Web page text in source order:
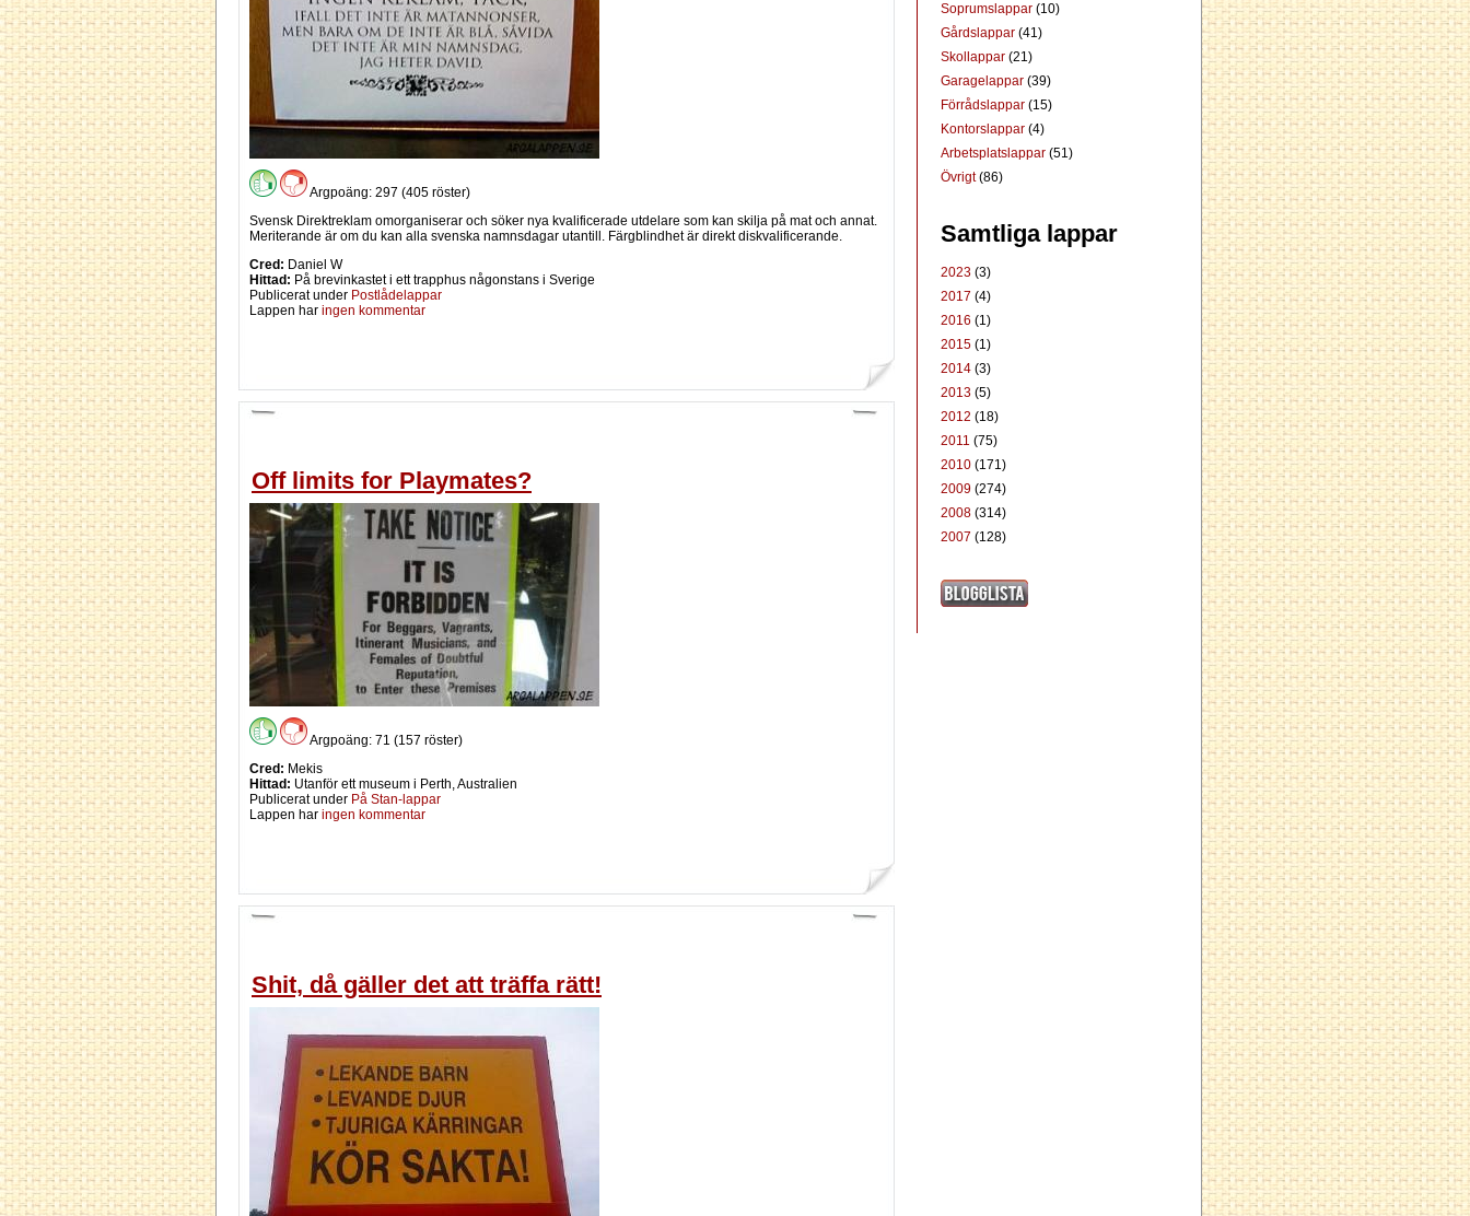
Argpoäng: 297 (405 röster)
Svensk Direktreklam omorganiserar och söker nya kvalificerade utdelare som kan skilja på mat och annat.
Meriterande är om du kan alla svenska namnsdagar utantill. Färgblindhet är direkt diskvalificerande.
Cred: Daniel W
Hittad: På brevinkastet i ett trapphus någonstans i Sverige
Publicerat under Postlådelappar
Lappen har ingen kommentar
Off limits for Playmates?
Argpoäng: 71 (157 röster)
Cred: Mekis
Hittad: Utanför ett museum i Perth, Australien
Publicerat under På Stan-lappar
Lappen har ingen kommentar
Shit, då gäller det att träffa rätt!
Soprumslappar (10)
Gårdslappar (41)
Skollappar (21)
Garagelappar (39)
Förrådslappar (15)
Kontorslappar (4)
Arbetsplatslappar (51)
Övrigt(86)
Samtliga lappar
2023 (3)
2017 (4)
2016 (1)
2015 (1)
2014 (3)
2013 (5)
2012 (18)
2011 (75)
2010 (171)
2009 (274)
2008 (314)
2007 (128)